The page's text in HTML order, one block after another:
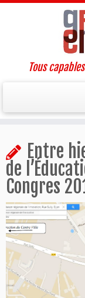
au
contenu
Tous
Entre
de
Congres